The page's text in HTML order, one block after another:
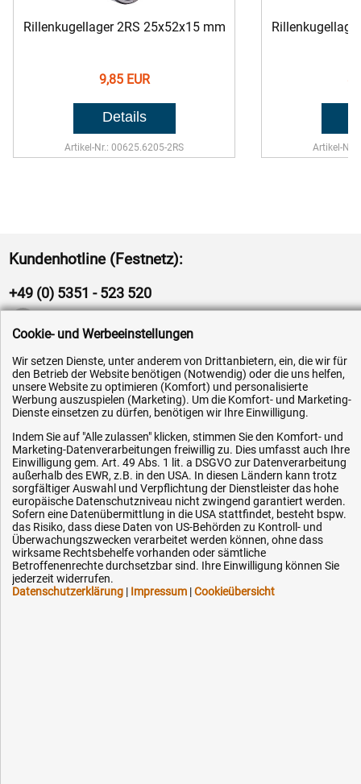
Rillenkugellager 2RS 25x52x15 mm
9,85 EUR
Artikel-Nr.: 00625.6205-2RS Artikel-Nr.:
Kundenhotline (Festnetz):
+49 (0) 5351 - 523 520
Fax (kostenlos):
+49 (0) 800 - 498 326 4
E-Mail:
info@hytec-hydraulik.de
Hilfe & Service
Versandkosten
Zahlungsarten
Cookie- und Werbeeinstellungen
Wir setzen Dienste, unter anderem von Drittanbietern, ein, die wir für
den Betrieb der Website benötigen (Notwendig) oder die uns helfen,
unsere Website zu optimieren (Komfort) und personalisierte
Werbung auszuspielen (Marketing). Um die Komfort- und Marketing-
Dienste einsetzen zu dürfen, benötigen wir Ihre Einwilligung.
Indem Sie auf "Alle zulassen" klicken, stimmen Sie den Komfort- und
Marketing-Datenverarbeitungen freiwillig zu. Dies umfasst auch Ihre
Einwilligung gem. Art. 49 Abs. 1 lit. a DSGVO zur Datenverarbeitung
außerhalb des EWR, z.B. in den USA. In diesen Ländern kann trotz
sorgfältiger Auswahl und Verpflichtung der Dienstleister das hohe
europäische Datenschutzniveau nicht zwingend garantiert werden.
Sofern eine Datenübermittlung in die USA stattfindet, besteht bspw.
das Risiko, dass diese Daten von US-Behörden zu Kontroll- und
Überwachungszwecken verarbeitet werden können, ohne dass
wirksame Rechtsbehelfe vorhanden oder sämtliche
Betroffenenrechte durchsetzbar sind. Ihre Einwilligung können Sie
jederzeit widerrufen.
Datenschutzerklärung | Impressum |Cookieübersicht